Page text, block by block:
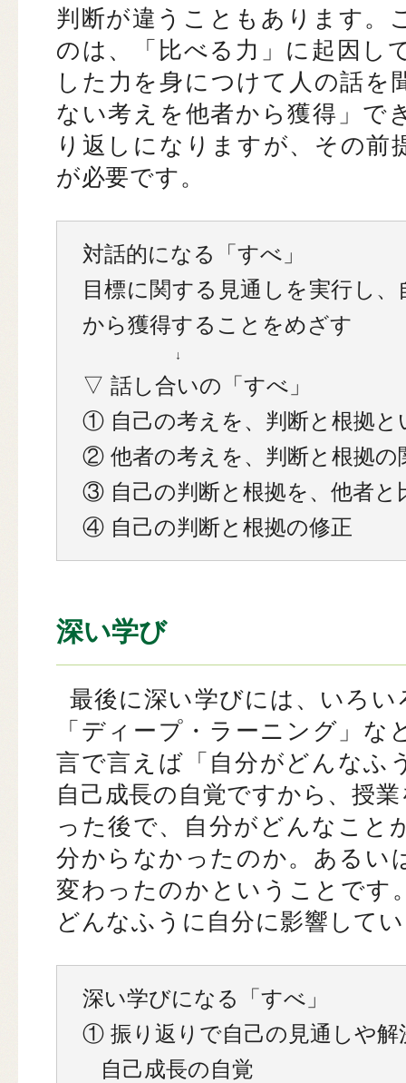
判断が違うこともあります。
のは、「比べる力」に起因し
した力を身につけて人の話を
ない考えを他者から獲得」で
り返しになりますが、その前
が必要です。
対話的になる「すべ」
目標に関する見通しを実行し
から獲得することをめざす
↓
▽ 話し合いの「すべ」
① 自己の考えを、判断と根拠と
② 他者の考えを、判断と根拠の
③ 自己の判断と根拠を、他者と
④ 自己の判断と根拠の修正
深い学び
最後に深い学びには、いろ
「ディープ・ラーニング」
言で言えば「自分がどんなふ
自己成長の自覚ですから、授
った後で、自分がどんなこと
分からなかったのか。あるい
変わったのかということです
どんなふうに自分に影響して
深い学びになる「すべ」
① 振り返りで自己の見通しや解
自己成長の自覚